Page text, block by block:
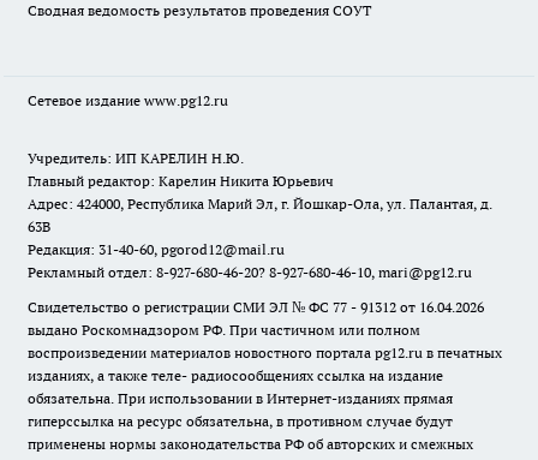
Сводная ведомость результатов проведения СОУТ
Сетевое издание www.pg12.ru
Учредитель: ИП КАРЕЛИН Н.Ю.
Главный редактор: Карелин Никита Юрьевич
Адрес: 424000, Республика Марий Эл, г. Йошкар-Ола, ул. Палантая, д.
63В
Редакция: 31-40-60, pgorod12@mail.ru
Рекламный отдел: 8-927-680-46-20? 8-927-680-46-10, mari@pg12.ru
Свидетельство о регистрации СМИ ЭЛ № ФС 77 - 91312 от 16.04.2026
выдано Роскомнадзором РФ. При частичном или полном
воспроизведении материалов новостного портала pg12.ru в печатных
изданиях, а также теле- радиосообщениях ссылка на издание
обязательна. При использовании в Интернет-изданиях прямая
гиперссылка на ресурс обязательна, в противном случае будут
применены нормы законодательства РФ об авторских и смежных